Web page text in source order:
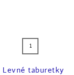
1
Levné taburetky